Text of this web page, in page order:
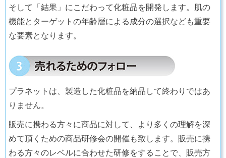
そして「結果」にこだわって化粧品を開発します。肌の
機能とターゲットの年齢層による成分の選択なども重要
な要素となります。
プラネットは、製造した化粧品を納品して終わりではあ
りません。
販売に携わる方々に商品に対して、より多くの理解を深
めて頂くための商品研修会の開催も致します。販売に携
わる方々のレベルに合わせた研修をすることで、販売方